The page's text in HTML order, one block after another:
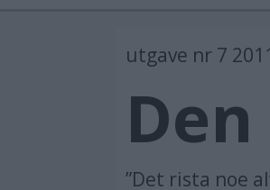
utgave nr 7
”Det rista noe